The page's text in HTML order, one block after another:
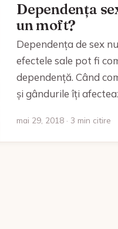
Dependența
un moft?
Dependența de sex
efectele sale pot fi
dependență. Când
și gândurile îți
mai 29, 2018 · 3 min citire